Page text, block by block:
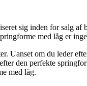
sig inden for salg
med låg er
Uanset om du leder
den perfekte
med låg.